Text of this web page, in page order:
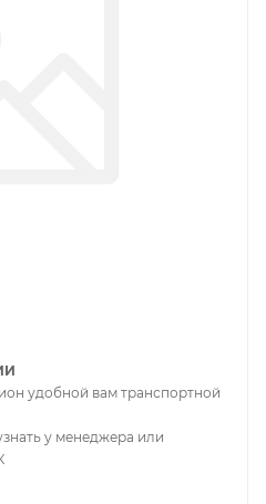
удобной вам транспортной
у менеджера или